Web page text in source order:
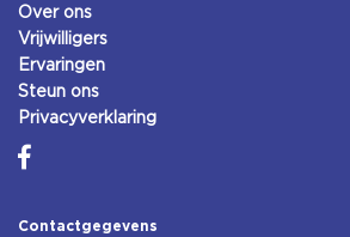
Over ons
Vrijwilligers
Ervaringen
Steun ons
Privacyverklaring
Contactgegevens